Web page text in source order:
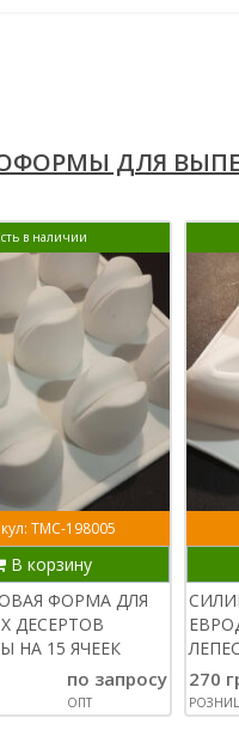
ДЛЯ
в наличии
ТМС-198005
В корзину
ФОРМА ДЛЯ
ДЕСЕРТОВ
НА 15 ЯЧЕЕК
по запросу
ОПТ
270